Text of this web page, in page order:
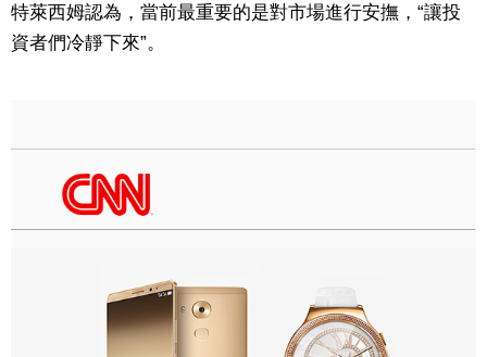
特萊西姆認為，當前最重要的是對市場進行安撫，“讓投
資者們冷靜下來”。